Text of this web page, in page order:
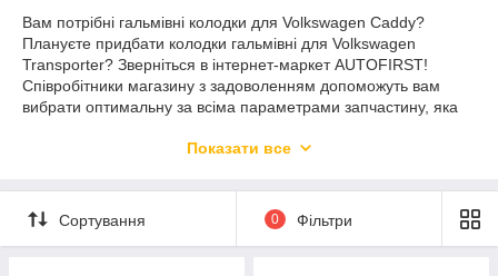
Вам потрібні гальмівні колодки для Volkswagen Caddy?
Плануєте придбати колодки гальмівні для Volkswagen
Transporter? Зверніться в інтернет-маркет AUTOFIRST!
Співробітники магазину з задоволенням допоможуть вам
вибрати оптимальну за всіма параметрами запчастину, яка
В магазині широко представлені гальмівні колодки для
Показати все
Сортування 0 Фільтри